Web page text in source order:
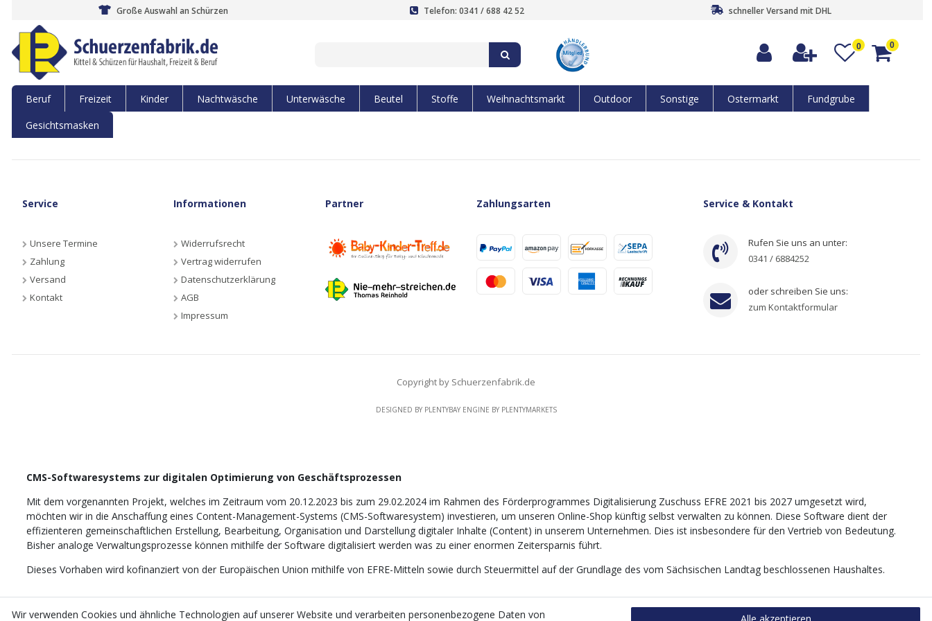
Große Auswahl an Schürzen Telefon: 0341 / 688 42 52 schneller Versand mit DHL
0 0
Beruf Freizeit Kinder Nachtwäsche Unterwäsche Beutel Stoffe Weihnachtsmarkt Outdoor Sonstige Ostermarkt
Fundgrube
Gesichtsmasken
Service
Unsere Termine
Zahlung
Versand
Kontakt
Informationen
Widerrufsrecht
Vertrag widerrufen
Datenschutzerklärung
AGB
Impressum
Partner Zahlungsarten Service & Kontakt
Rufen Sie uns an unter:
0341 / 6884252
oder schreiben Sie uns:
zum Kontaktformular
Copyright by Schuerzenfabrik.de
DESIGNED BY PLENTYBAYENGINE BY PLENTYMARKETS
CMS-Softwaresystems zur digitalen Optimierung von Geschäftsprozessen
Mit dem vorgenannten Projekt, welches im Zeitraum vom 20.12.2023 bis zum 29.02.2024 im Rahmen des Förderprogrammes Digitalisierung Zuschuss EFRE 2021 bis 2027 umgesetzt wird,
möchten wir in die Anschaffung eines Content-Management-Systems (CMS-Softwaresystem) investieren, um unseren Online-Shop künftig selbst verwalten zu können. Diese Software dient der
effizienteren gemeinschaftlichen Erstellung, Bearbeitung, Organisation und Darstellung digitaler Inhalte (Content) in unserem Unternehmen. Dies ist insbesondere für den Vertrieb von Bedeutung.
Bisher analoge Verwaltungsprozesse können mithilfe der Software digitalisiert werden was zu einer enormen Zeitersparnis führt.
Dieses Vorhaben wird kofinanziert von der Europäischen Union mithilfe von EFRE-Mitteln sowie durch Steuermittel auf der Grundlage des vom Sächsischen Landtag beschlossenen Haushaltes.
Wir verwenden Cookies und ähnliche Technologien auf unserer Website und verarbeiten personenbezogene Daten von